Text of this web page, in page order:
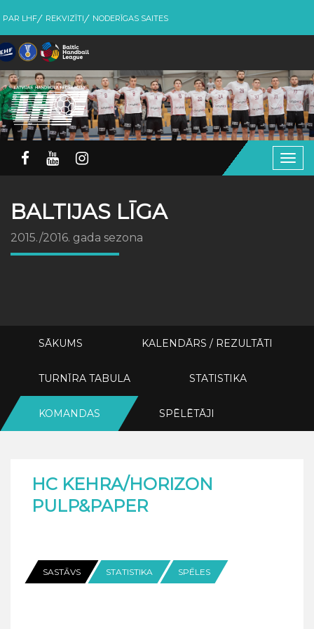
PAR LHF REKVIZĪTI NODERĪGAS SAITES
BALTIJAS LĪGA
2015./2016. gada sezona
SĀKUMS KALENDĀRS / REZULTĀTI
TURNĪRA TABULA STATISTIKA
KOMANDAS SPĒLĒTĀJI
HC KEHRA/HORIZON
PULP&PAPER
SASTĀVS STATISTIKA SPĒLES